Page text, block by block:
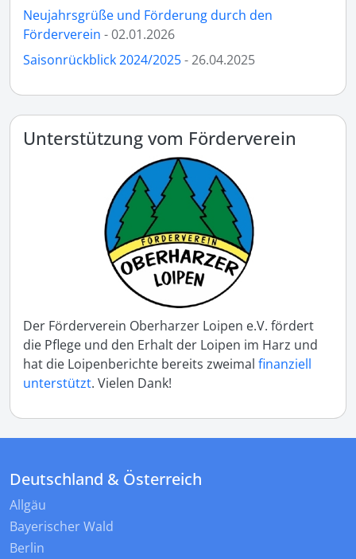
Neujahrsgrüße und Förderung durch den
Förderverein - 02.01.2026
Saisonrückblick 2024/2025- 26.04.2025
Unterstützung vom Förderverein
Der Förderverein Oberharzer Loipen e.V. fördert
die Pflege und den Erhalt der Loipen im Harz und
hat die Loipenberichte bereits zweimal finanziell
unterstützt. Vielen Dank!
Deutschland & Österreich
Allgäu
Bayerischer Wald
Berlin